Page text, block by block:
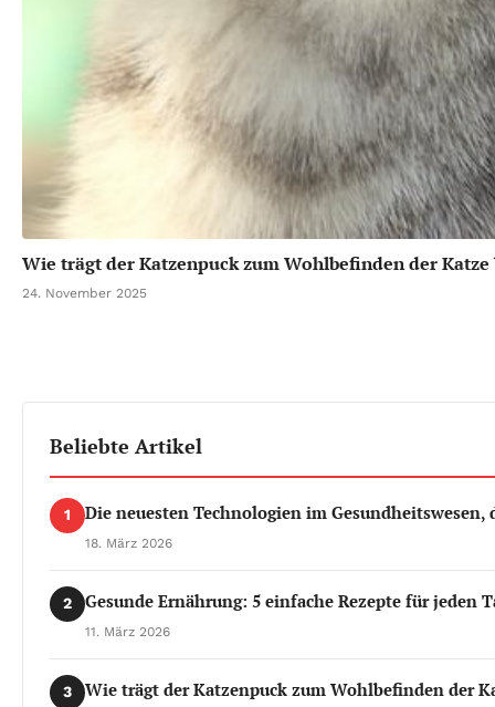
Wie trägt der Katzenpuck zum Wohlbefinden der Katze
24. November 2025
Beliebte Artikel
1 Die neuesten Technologien im Gesundheitswesen,
18. März 2026
2 Gesunde Ernährung: 5 einfache Rezepte für jeden
11. März 2026
3 Wie trägt der Katzenpuck zum Wohlbefinden der